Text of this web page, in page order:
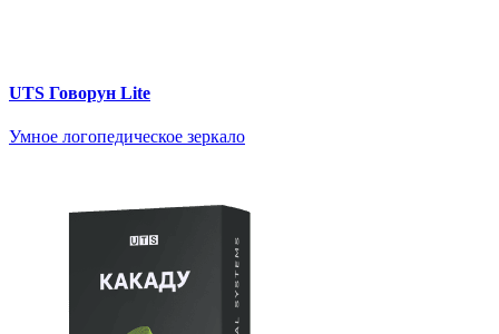
UTS Говорун Lite
Умное логопедическое зеркало